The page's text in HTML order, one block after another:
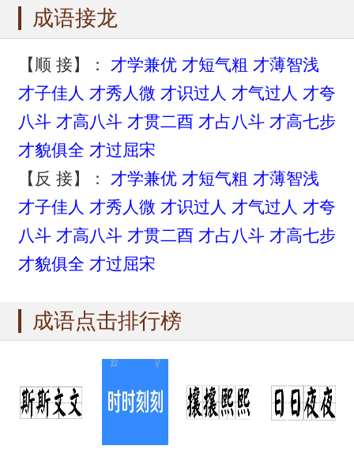
成语接龙
【顺 接】： 才学兼优 才短气粗 才薄智浅
才子佳人 才秀人微 才识过人 才气过人 才夸
八斗 才高八斗 才贯二酉 才占八斗 才高七步
才貌俱全 才过屈宋
【反 接】： 才学兼优 才短气粗 才薄智浅
才子佳人 才秀人微 才识过人 才气过人 才夸
八斗 才高八斗 才贯二酉 才占八斗 才高七步
才貌俱全 才过屈宋
成语点击排行榜